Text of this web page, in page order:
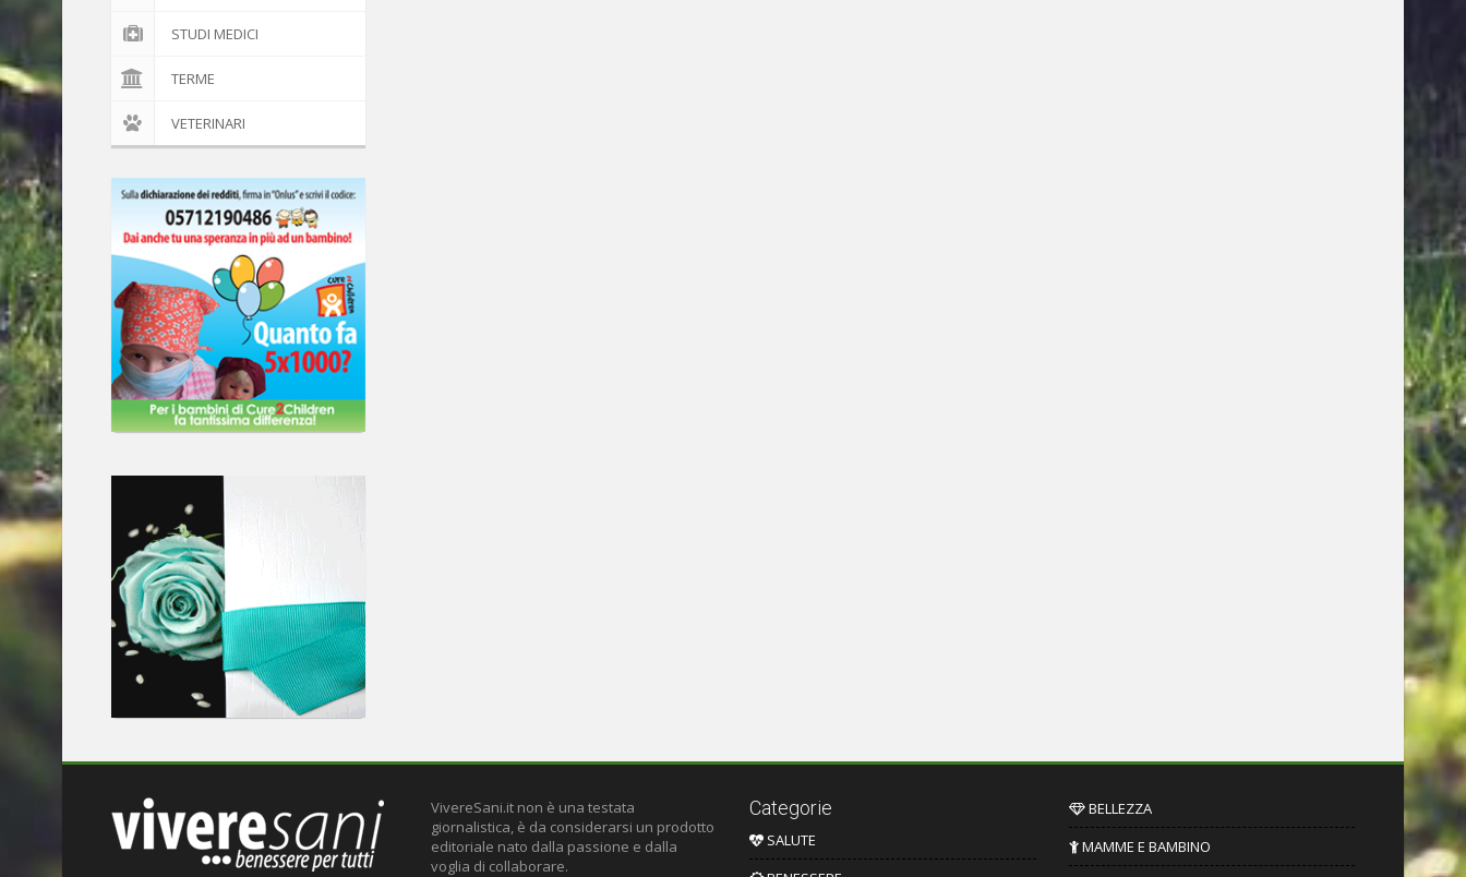
STUDI MEDICI
TERME
VETERINARI
VivereSani.it non è una testata
giornalistica, è da considerarsi un prodotto
editoriale nato dalla passione e dalla
voglia di collaborare.
Categorie
SALUTE
BELLEZZA
MAMME E BAMBINO